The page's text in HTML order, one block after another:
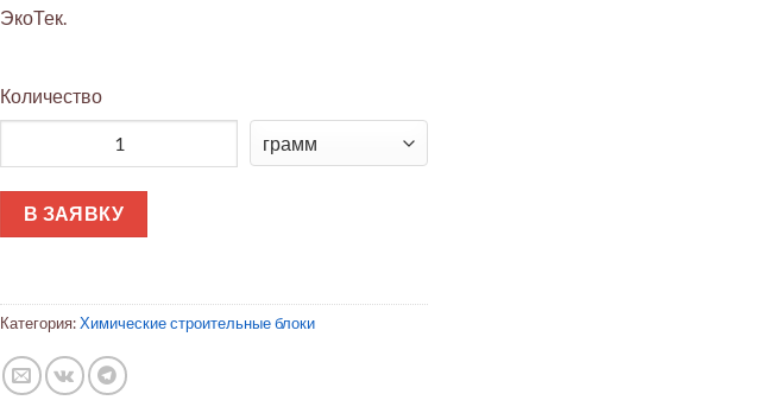
ЭкоТек.
Количество
В ЗАЯВКУ
Категория:Химические строительные блоки